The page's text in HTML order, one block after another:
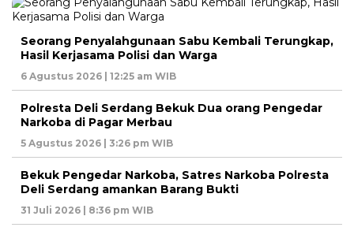
Seorang Penyalahgunaan Sabu Kembali Terungkap,
Hasil Kerjasama Polisi dan Warga
6 Agustus 2026 | 12:25 am WIB
Polresta Deli Serdang Bekuk Dua orang Pengedar
Narkoba di Pagar Merbau
5 Agustus 2026 | 3:26 pm WIB
Bekuk Pengedar Narkoba, Satres Narkoba Polresta
Deli Serdang amankan Barang Bukti
31 Juli 2026 | 8:36 pm WIB